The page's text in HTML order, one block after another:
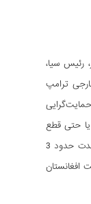
رئیس سیا،
ترامپ
یا حتی قطع
کند. این امر به‌ویژه از آن رو اهمیت دارد که آمریکا بعد از اوت 2021 به عنوان بزرگ­ترین کمک‌­کنندۀ مالی به افغانستان مطرح بوده و طبق برخی اخبار در این مدت حدود 3
افغانستان